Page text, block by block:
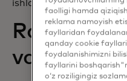
ishlashdan
Raqamli
va
faolligi hamda
reklama namoyish
fayllaridan
qanday cookie
foydalanishimizni
fayllarini
o‘z roziligingiz